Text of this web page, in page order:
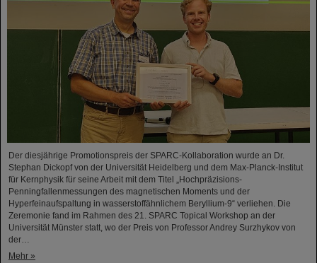
Der diesjährige Promotionspreis der SPARC-Kollaboration wurde an Dr.
Stephan Dickopf von der Universität Heidelberg und dem Max-Planck-Institut
für Kernphysik für seine Arbeit mit dem Titel „Hochpräzisions-
Penningfallenmessungen des magnetischen Moments und der
Hyperfeinaufspaltung in wasserstoffähnlichem Beryllium-9“ verliehen. Die
Zeremonie fand im Rahmen des 21. SPARC Topical Workshop an der
Universität Münster statt, wo der Preis von Professor Andrey Surzhykov von
der…
Mehr »